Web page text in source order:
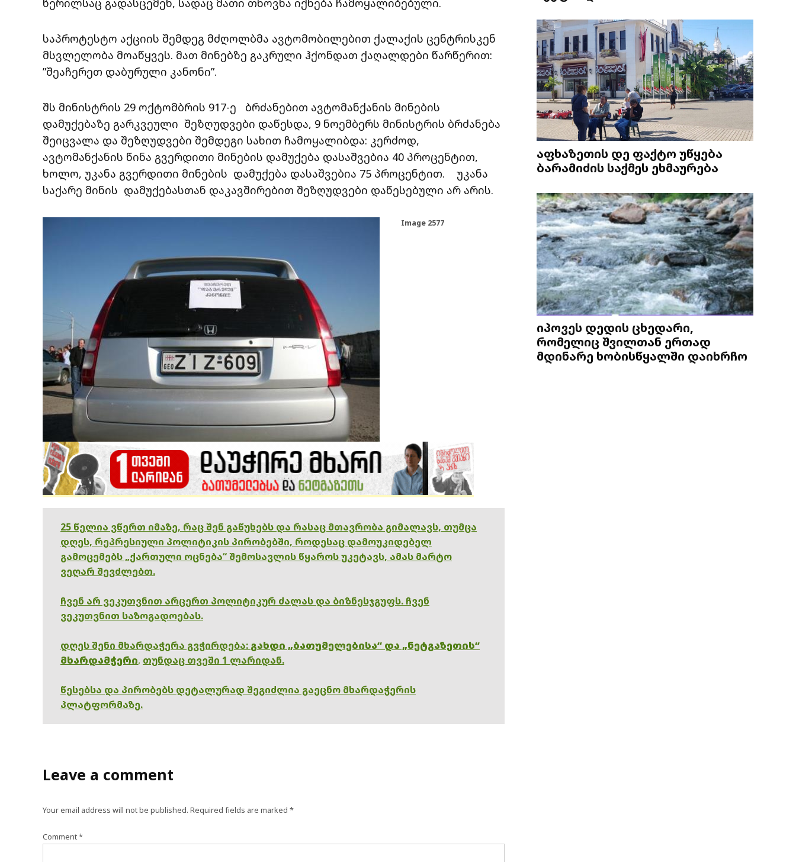
საპროტესტო აქციის შემდეგ მძღოლბმა ავტომობილებით ქალაქის ცენტრისკენ
მსვლელობა მოაწყვეს. მათ მინებზე გაკრული ჰქონდათ ქაღალდები წარწერით:
”შეაჩერეთ დაბურული კანონი”.
შს მინისტრის 29 ოქტომბრის 917-ე ბრძანებით ავტომანქანის მინების
დამუქებაზე გარკვეული შეზღუდვები დაწესდა, 9 ნოემბერს მინისტრის ბრძანება
შეიცვალა და შეზღუდვები შემდეგი სახით ჩამოყალიბდა: კერძოდ,
ავტომანქანის წინა გვერდითი მინების დამუქება დასაშვებია 40 პროცენტით,
ხოლო, უკანა გვერდითი მინების დამუქება დასაშვებია 75 პროცენტით. უკანა
საქარე მინის დამუქებასთან დაკავშირებით შეზღუდვები დაწესებული არ არის.
Image 2577
25 წელია ვწერთ იმაზე, რაც შენ გაწუხებს და რასაც მთავრობა გიმალავს, თუმცა
დღეს, რეპრესიული პოლიტიკის პირობებში, როდესაც დამოუკიდებელ
გამოცემებს „ქართული ოცნება“ შემოსავლის წყაროს უკეტავს, ამას მარტო
ვეღარ შევძლებთ.
ჩვენ არ ვეკუთვნით არცერთ პოლიტიკურ ძალას და ბიზნესჯგუფს. ჩვენ
ვეკუთვნით საზოგადოებას.
დღეს შენი მხარდაჭერა გვჭირდება: გახდი „ბათუმელებისა“ და „ნეტგაზეთის“
მხარდამჭერი, თუნდაც თვეში 1 ლარიდან.
წესებსა და პირობებს დეტალურად შეგიძლია გაეცნო მხარდაჭერის
პლატფორმაზე.
Leave a comment
Your email address will not be published. Required fields are marked *
Comment*
აფხაზეთის დე ფაქტო უწყება
ბარამიძის საქმეს ეხმაურება
იპოვეს დედის ცხედარი,
რომელიც შვილთან ერთად
მდინარე ხობისწყალში დაიხრჩო